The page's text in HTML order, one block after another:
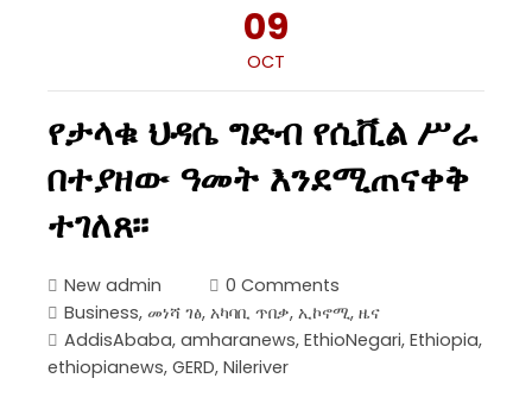
09
OCT
የታላቁ ህዳሴ ግድብ የሲቪል ሥራ
በተያዘው ዓመት እንደሚጠናቀቅ
ተገለጸ፡፡
New admin
0 Comments
Business, መነሻ ገፅ, አካባቢ ጥበቃ, ኢኮኖሚ, ዜና
AddisAbaba, amharanews, EthioNegari, Ethiopia,
ethiopianews, GERD, Nileriver